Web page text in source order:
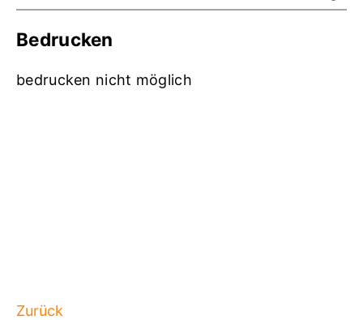
Bedrucken
bedrucken nicht möglich
Zurück